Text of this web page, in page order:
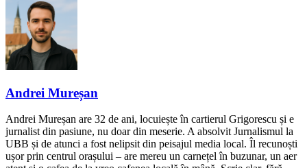
Andrei Mureșan
Andrei Mureșan are 32 de ani, locuiește în cartierul Grigorescu și e
jurnalist din pasiune, nu doar din meserie. A absolvit Jurnalismul la
UBB și de atunci a fost nelipsit din peisajul media local. Îl recunoști
ușor prin centrul orașului – are mereu un carnețel în buzunar, un aer